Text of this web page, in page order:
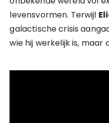
levensvormen. Terwijl
galactische crisis
wie hij werkelijk is, maar